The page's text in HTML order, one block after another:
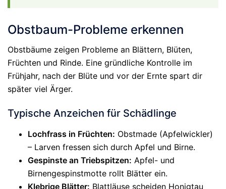
Obstbaum-Probleme erkennen
Obstbäume zeigen Probleme an Blättern, Blüten,
Früchten und Rinde. Eine gründliche Kontrolle im
Frühjahr, nach der Blüte und vor der Ernte spart dir
später viel Ärger.
Typische Anzeichen für Schädlinge
Lochfrass in Früchten: Obstmade (Apfelwickler)
– Larven fressen sich durch Apfel und Birne.
Gespinste an Triebspitzen: Apfel- und
Birnengespinstmotte rollt Blätter ein.
Klebrige Blätter: Blattläuse scheiden Honigtau